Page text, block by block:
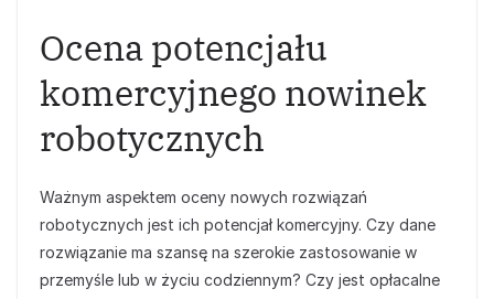
Ocena potencjału
komercyjnego nowinek
robotycznych
Ważnym aspektem oceny nowych rozwiązań
robotycznych jest ich potencjał komercyjny. Czy dane
rozwiązanie ma szansę na szerokie zastosowanie w
przemyśle lub w życiu codziennym? Czy jest opłacalne